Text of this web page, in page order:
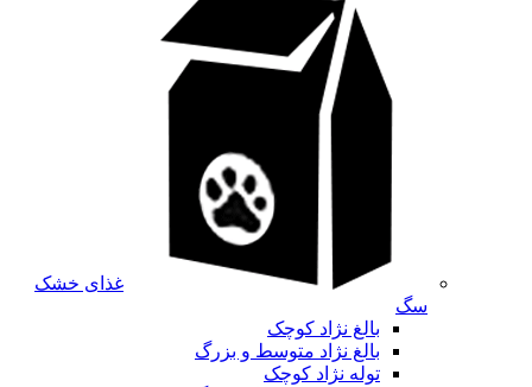
غذای خشک
سگ
بالغ نژاد کوچک
بالغ نژاد متوسط و بزرگ
توله نژاد کوچک